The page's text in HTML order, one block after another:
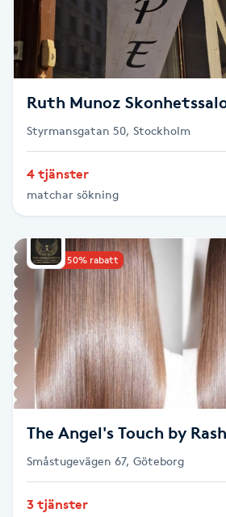
Japansk massage
K
K18
Kemisk peeling
Keratinbehandling
Kinesiologi
Kinesisk medicin
Kiropraktik
Klippning
Klippning & Slingor
Ruth Munoz
Styrmansgatan 50, Stockholm
4 tjänster
matchar sökning
Upp till 50% rabatt
The Angel's Touch by
Småstugevägen 67, Göteborg
3 tjänster